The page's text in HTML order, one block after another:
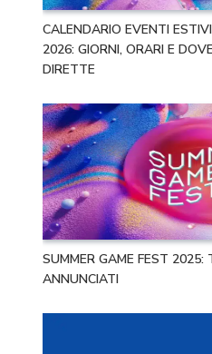
CALENDARIO EVENTI
2026: GIORNI, ORARI E
DIRETTE
SUMMER GAME FEST 2025:
ANNUNCIATI